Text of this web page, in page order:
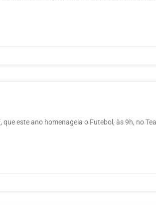
que este ano homenageia o Futebol, às 9h, no